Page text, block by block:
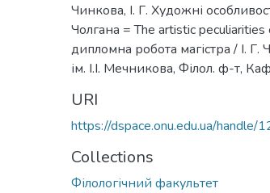
Чинкова, І. Г. Художні
Чолгана = The artistic
дипломна робота магістра / І.
ім. І.І. Мечникова, Філол. ф-т,
URI
https://dspace.onu.edu.ua/
Collections
Філологічний факультет